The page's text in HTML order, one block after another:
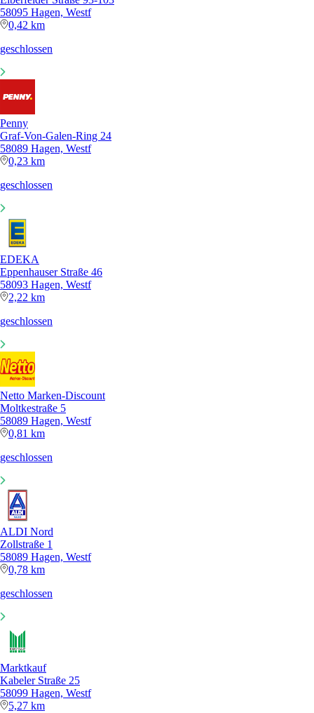
58095 Hagen, Westf
0,42 km
geschlossen
Penny
Graf-Von-Galen-Ring 24
58089 Hagen, Westf
0,23 km
geschlossen
EDEKA
Eppenhauser Straße 46
58093 Hagen, Westf
2,22 km
geschlossen
Netto Marken-Discount
Moltkestraße 5
58089 Hagen, Westf
0,81 km
geschlossen
ALDI Nord
Zollstraße 1
58089 Hagen, Westf
0,78 km
geschlossen
Marktkauf
Kabeler Straße 25
58099 Hagen, Westf
5,27 km